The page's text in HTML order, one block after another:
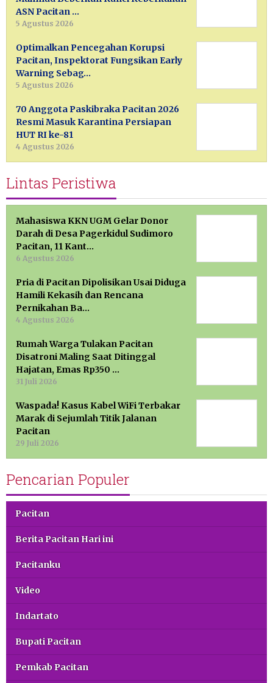
ASN Pacitan …
5 Agustus 2026
Optimalkan Pencegahan Korupsi
Pacitan, Inspektorat Fungsikan Early
Warning Sebag…
5 Agustus 2026
70 Anggota Paskibraka Pacitan 2026
Resmi Masuk Karantina Persiapan
HUT RI ke-81
4 Agustus 2026
Lintas Peristiwa
Mahasiswa KKN UGM Gelar Donor
Darah di Desa Pagerkidul Sudimoro
Pacitan, 11 Kant…
6 Agustus 2026
Pria di Pacitan Dipolisikan Usai Diduga
Hamili Kekasih dan Rencana
Pernikahan Ba…
4 Agustus 2026
Rumah Warga Tulakan Pacitan
Disatroni Maling Saat Ditinggal
Hajatan, Emas Rp350 …
31 Juli 2026
Waspada! Kasus Kabel WiFi Terbakar
Marak di Sejumlah Titik Jalanan
Pacitan
29 Juli 2026
Pencarian Populer
Pacitan
Berita Pacitan Hari ini
Pacitanku
Video
Indartato
Bupati Pacitan
Pemkab Pacitan